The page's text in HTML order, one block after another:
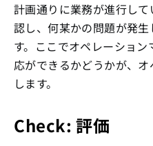
計画通りに業務が進行し
認し、何某かの問題が発
す。ここでオペレーショ
応ができるかどうかが、
します。
Check: 評価